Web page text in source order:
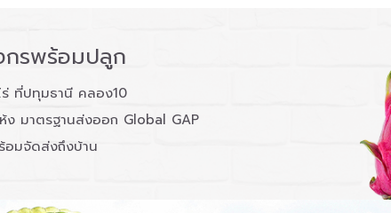
รพร้อมปลูก
ที่ปทุมธานี คลอง10
ง มาตรฐานส่งออก Global GAP
อมจัดส่งถึงบ้าน